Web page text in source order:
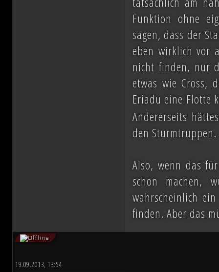
Funktion ohne
sagen, dass der
eben wirklich vor
nicht finden, nur
etwas wie Cross,
Eriadu eine Flotte
Andererseits
den Sturmtruppen.
Also, wenn das
schon machen,
wahrscheinlich
finden. Aber das
19.09.2013, 13:54